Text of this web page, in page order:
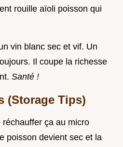
rouille aïoli poisson qui
vin blanc sec et vif. Un
Il coupe la richesse
Santé !
(Storage Tips)
ça au micro
poisson devient sec et la